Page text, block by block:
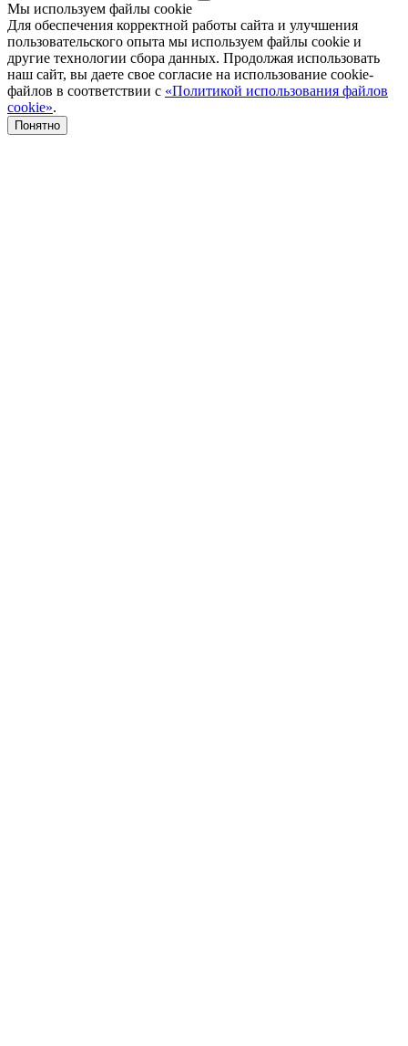
Мы используем файлы cookie
Для обеспечения корректной работы сайта и улучшения
пользовательского опыта мы используем файлы cookie и
другие технологии сбора данных. Продолжая использовать
наш сайт, вы даете свое согласие на использование cookie-
файлов в соответствии с «Политикой использования файлов
cookie».
Понятно